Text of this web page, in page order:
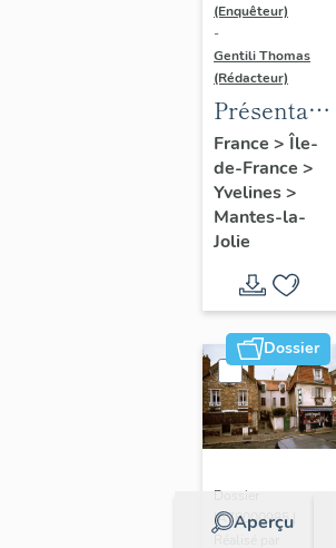
(Enquêteur)
-
Gentili Thomas
(Rédacteur)
Présentation
de l'étude
France > Île-
de-France >
Yvelines>
Mantes-la-
Jolie
Dossier
Aperçu
Dossier
IA78000985 |